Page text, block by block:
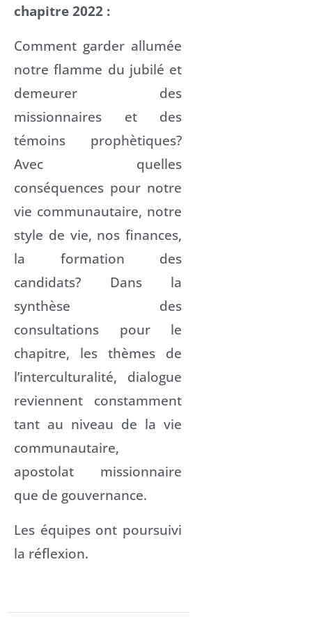
chapitre 2022 :
Comment garder allumée
notre flamme du jubilé et
demeurer des
missionnaires et des
témoins prophètiques?
Avec quelles
conséquences pour notre
vie communautaire, notre
style de vie, nos finances,
la formation des
candidats? Dans la
synthèse des
consultations pour le
chapitre, les thèmes de
l’interculturalité, dialogue
reviennent constamment
tant au niveau de la vie
communautaire,
apostolat missionnaire
que de gouvernance.
Les équipes ont poursuivi
la réflexion.